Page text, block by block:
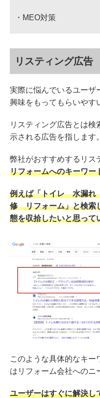
・MEO対策
リスティング広告
実際に悩んでいるユーザ
興味をもってもらいやす
リスティング広告とは検
示される広告を指します。
弊社がおすすめするリス
リフォームへのキーワー
例えば「トイレ 水漏
修 リフォーム」と検索
態を収拾したいと思って
このような具体的なキー
はリフォーム会社へのニ
ユーザーはすぐに解決し